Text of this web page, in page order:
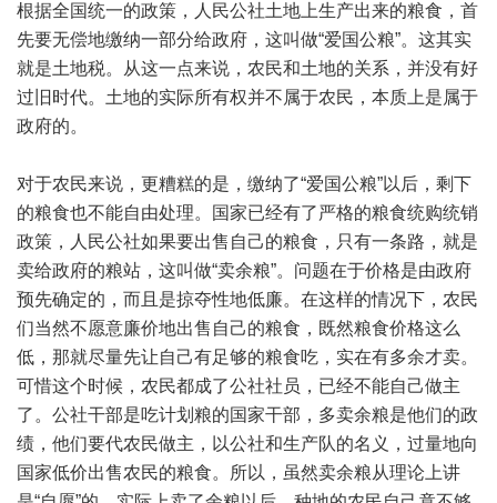
根据全国统一的政策，人民公社土地上生产出来的粮食，首
先要无偿地缴纳一部分给政府，这叫做“爱国公粮”。这其实
就是土地税。从这一点来说，农民和土地的关系，并没有好
过旧时代。土地的实际所有权并不属于农民，本质上是属于
政府的。
对于农民来说，更糟糕的是，缴纳了“爱国公粮”以后，剩下
的粮食也不能自由处理。国家已经有了严格的粮食统购统销
政策，人民公社如果要出售自己的粮食，只有一条路，就是
卖给政府的粮站，这叫做“卖余粮”。问题在于价格是由政府
预先确定的，而且是掠夺性地低廉。在这样的情况下，农民
们当然不愿意廉价地出售自己的粮食，既然粮食价格这么
低，那就尽量先让自己有足够的粮食吃，实在有多余才卖。
可惜这个时候，农民都成了公社社员，已经不能自己做主
了。公社干部是吃计划粮的国家干部，多卖余粮是他们的政
绩，他们要代农民做主，以公社和生产队的名义，过量地向
国家低价出售农民的粮食。所以，虽然卖余粮从理论上讲